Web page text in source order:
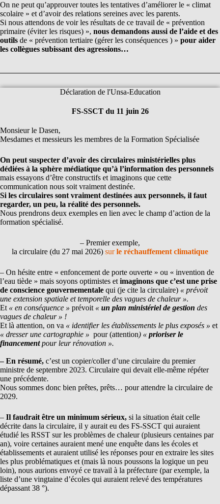
On ne peut qu’approuver toutes les tentatives d’améliorer le « climat
scolaire » et d’avoir des relations sereines avec les parents.
Si nous attendons de voir les résultats de ce travail de « prévention
primaire (éviter les risques) », nous demandons aussi de l’aide et des
outils de « prévention tertiaire (gérer les conséquences ) » pour aider
les collègues subissant des agressions…
Déclaration de l'Unsa-Education
FS-SSCT du 11 juin 26
Monsieur le Dasen,
Mesdames et messieurs les membres de la Formation Spécialisée
On peut suspecter d’avoir des circulaires ministérielles plus
dédiées à la sphère médiatique qu’à l’information des personnels
mais essayons d’être constructifs et imaginons que cette
communication nous soit vraiment destinée.
Si les circulaires sont vraiment destinées aux personnels, il faut
regarder, un peu, la réalité des personnels.
Nous prendrons deux exemples en lien avec le champ d’action de la
formation spécialisé.
– Premier exemple,
la circulaire (du 27 mai 2026) surle réchauffement climatique
– On hésite entre « enfoncement de porte ouverte » ou « invention de
l’eau tiède » mais soyons optimistes et imaginons que c’est une prise
de conscience gouvernementale qui (je cite la circulaire) « prévoit
une extension spatiale et temporelle des vagues de chaleur ».
Et « en conséquence » prévoit « un plan ministériel de gestion des
vagues de chaleur » !
Et là attention, on va « identifier les établissements le plus exposés » et
« dresser une cartographie » pour (attention) « prioriser le
financementpour leur rénovation ».
– En résumé, c’est un copier/coller d’une circulaire du premier
ministre de septembre 2023. Circulaire qui devait elle-même répéter
une précédente.
Nous sommes donc bien prêtes, prêts… pour attendre la circulaire de
2029.
– Il faudrait être un minimum sérieux, si la situation était celle
décrite dans la circulaire, il y aurait eu des FS-SSCT qui auraient
étudié les RSST sur les problèmes de chaleur (plusieurs centaines par
an), voire certaines auraient mené une enquête dans les écoles et
établissements et auraient utilisé les réponses pour en extraire les sites
les plus problématiques et (mais là nous poussons la logique un peu
loin), nous aurions envoyé ce travail à la préfecture (par exemple, la
liste d’une vingtaine d’écoles qui auraient relevé des températures
dépassant 38 °).